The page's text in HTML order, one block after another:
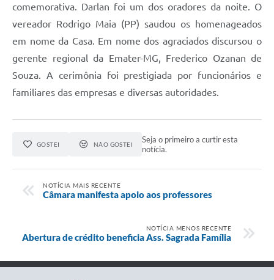
comemorativa. Darlan foi um dos oradores da noite. O
vereador Rodrigo Maia (PP) saudou os homenageados
em nome da Casa. Em nome dos agraciados discursou o
gerente regional da Emater-MG, Frederico Ozanan de
Souza. A cerimônia foi prestigiada por funcionários e
familiares das empresas e diversas autoridades.
GOSTEI NÃO GOSTEI
Seja o primeiro a curtir esta
notícia.
NOTÍCIA MAIS RECENTE
Câmara manifesta apoio aos professores
NOTÍCIA MENOS RECENTE
Abertura de crédito beneficia Ass. Sagrada Família